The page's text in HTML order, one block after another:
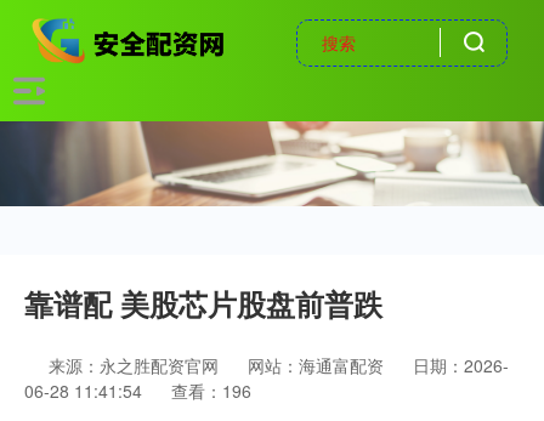
靠谱配 美股芯片股盘前普跌
来源：永之胜配资官网 网站：海通富配资
日期：2026-
06-28 11:41:54
查看：196